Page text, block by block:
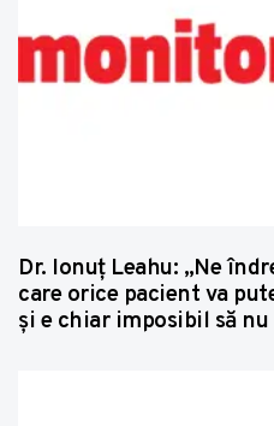
Dr. Ionuț Leahu: „Ne
care orice pacient va
și e chiar imposibil să nu